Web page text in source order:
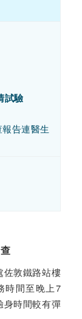
試驗
告連醫生
佐敦鐵路站樓
時間至晚上7
身時間較有彈